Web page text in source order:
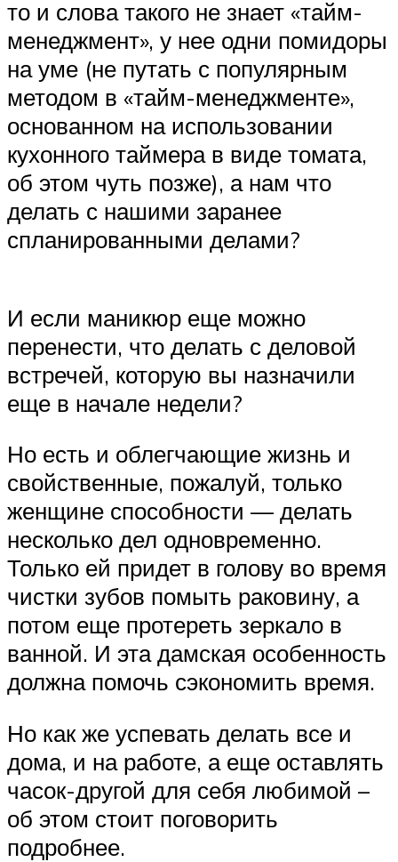
то и слова такого не знает «тайм-
менеджмент», у нее одни помидоры
на уме (не путать с популярным
методом в «тайм-менеджменте»,
основанном на использовании
кухонного таймера в виде томата,
об этом чуть позже), а нам что
делать с нашими заранее
спланированными делами?
И если маникюр еще можно
перенести, что делать с деловой
встречей, которую вы назначили
еще в начале недели?
Но есть и облегчающие жизнь и
свойственные, пожалуй, только
женщине способности — делать
несколько дел одновременно.
Только ей придет в голову во время
чистки зубов помыть раковину, а
потом еще протереть зеркало в
ванной. И эта дамская особенность
должна помочь сэкономить время.
Но как же успевать делать все и
дома, и на работе, а еще оставлять
часок-другой для себя любимой –
об этом стоит поговорить
подробнее.